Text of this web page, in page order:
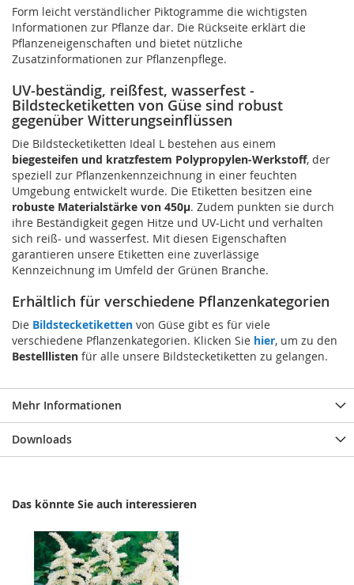
Form leicht verständlicher Piktogramme die wichtigsten
Informationen zur Pflanze dar. Die Rückseite erklärt die
Pflanzeneigenschaften und bietet nützliche
Zusatzinformationen zur Pflanzenpflege.
UV-beständig, reißfest, wasserfest -
Bildstecketiketten von Güse sind robust
gegenüber Witterungseinflüssen
Die Bildstecketiketten Ideal L bestehen aus einem
biegesteifen und kratzfestem Polypropylen-Werkstoff, der
speziell zur Pflanzenkennzeichnung in einer feuchten
Umgebung entwickelt wurde. Die Etiketten besitzen eine
robuste Materialstärke von 450µ. Zudem punkten sie durch
ihre Beständigkeit gegen Hitze und UV-Licht und verhalten
sich reiß- und wasserfest. Mit diesen Eigenschaften
garantieren unsere Etiketten eine zuverlässige
Kennzeichnung im Umfeld der Grünen Branche.
Erhältlich für verschiedene Pflanzenkategorien
Die Bildstecketiketten von Güse gibt es für viele
verschiedene Pflanzenkategorien. Klicken Sie hier, um zu den
Bestelllisten für alle unsere Bildstecketiketten zu gelangen.
Mehr Informationen
Downloads
Das könnte Sie auch interessieren